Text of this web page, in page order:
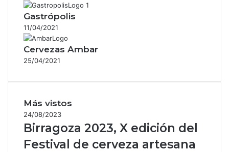
Gastrópolis
11/04/2021
Cervezas Ambar
25/04/2021
Más vistos
24/08/2023
Birragoza 2023, X edición del
Festival de cerveza artesana